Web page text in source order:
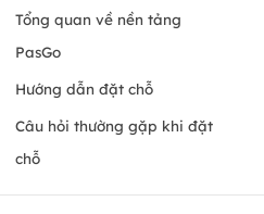
Tổng quan về nền tảng
PasGo
Hướng dẫn đặt chỗ
Câu hỏi thường gặp khi đặt
chỗ